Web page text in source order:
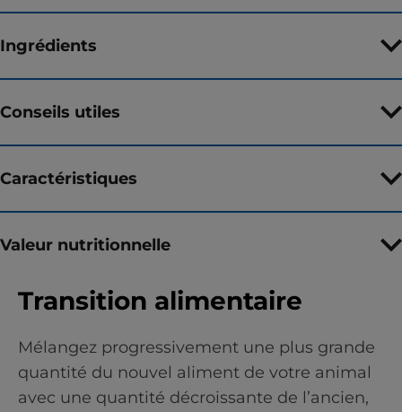
Ingrédients
Conseils utiles
Caractéristiques
Valeur nutritionnelle
Transition alimentaire
Mélangez progressivement une plus grande
quantité du nouvel aliment de votre animal
avec une quantité décroissante de l’ancien,